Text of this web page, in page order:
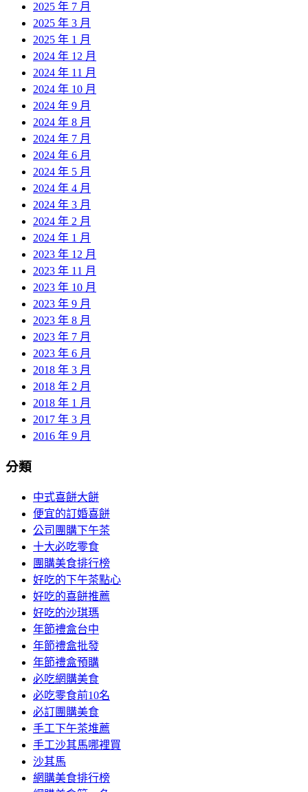
2025 年 7 月
2025 年 3 月
2025 年 1 月
2024 年 12 月
2024 年 11 月
2024 年 10 月
2024 年 9 月
2024 年 8 月
2024 年 7 月
2024 年 6 月
2024 年 5 月
2024 年 4 月
2024 年 3 月
2024 年 2 月
2024 年 1 月
2023 年 12 月
2023 年 11 月
2023 年 10 月
2023 年 9 月
2023 年 8 月
2023 年 7 月
2023 年 6 月
2018 年 3 月
2018 年 2 月
2018 年 1 月
2017 年 3 月
2016 年 9 月
分類
中式喜餅大餅
便宜的訂婚喜餅
公司團購下午茶
十大必吃零食
團購美食排行榜
好吃的下午茶點心
好吃的喜餅推薦
好吃的沙琪瑪
年節禮盒台中
年節禮盒批發
年節禮盒預購
必吃網購美食
必吃零食前10名
必訂團購美食
手工下午茶堆薦
手工沙其馬哪裡買
沙其馬
網購美食排行榜